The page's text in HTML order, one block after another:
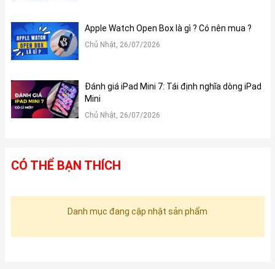
Apple Watch Open Box là gì ? Có nên mua ?
Chủ Nhật, 26/07/2026
Đánh giá iPad Mini 7: Tái định nghĩa dòng iPad
Mini
Chủ Nhật, 26/07/2026
CÓ THỂ BẠN THÍCH
Danh mục đang cập nhật sản phẩm